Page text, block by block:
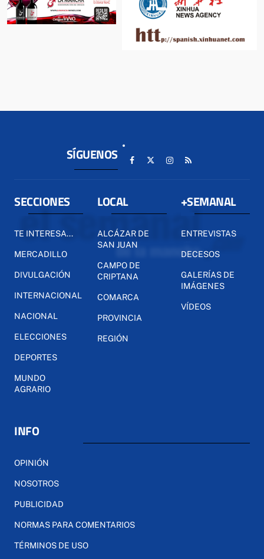
SÍGUENOS
SECCIONES
TE INTERESA...
MERCADILLO
DIVULGACIÓN
INTERNACIONAL
NACIONAL
ELECCIONES
DEPORTES
MUNDO
AGRARIO
LOCAL
ALCÁZAR DE
SAN JUAN
CAMPO DE
CRIPTANA
COMARCA
PROVINCIA
REGIÓN
+SEMANAL
ENTREVISTAS
DECESOS
GALERÍAS DE
IMÁGENES
VÍDEOS
INFO
OPINIÓN
NOSOTROS
PUBLICIDAD
NORMAS PARA COMENTARIOS
TÉRMINOS DE USO